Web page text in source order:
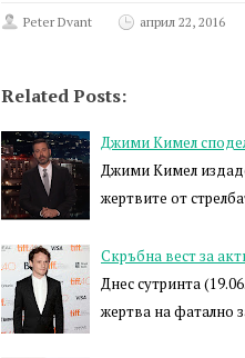
Peter Dvant април 22, 2016
Related Posts:
Джими Кимел
Джими Кимел
жертвите от
Скръбна вест за
Днес сутринта
жертва на фатално